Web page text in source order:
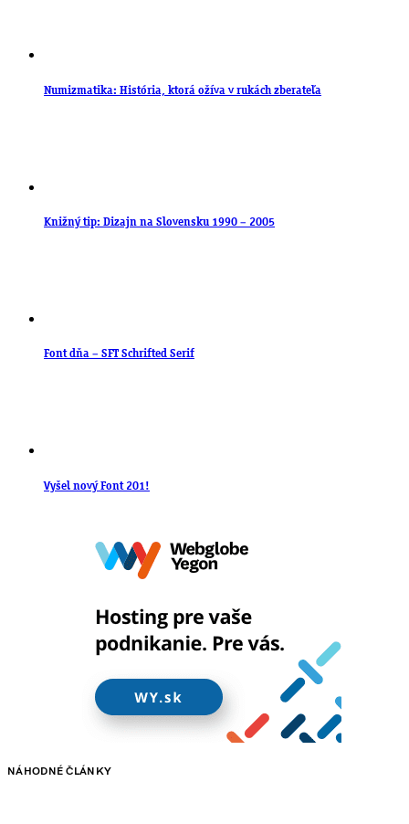
Numizmatika: História, ktorá ožíva v rukách zberateľa
Knižný tip: Dizajn na Slovensku 1990 – 2005
Font dňa – SFT Schrifted Serif
Vyšel nový Font 201!
NÁHODNÉ ČLÁNKY